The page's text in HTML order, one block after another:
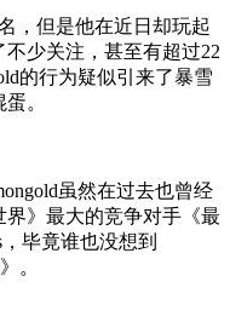
，但是他在近日却玩起
不少关注，甚至有超过22
的行为疑似引来了暴雪
。
虽然在过去也曾经
》最大的竞争对手《最
，毕竟谁也没想到
》。